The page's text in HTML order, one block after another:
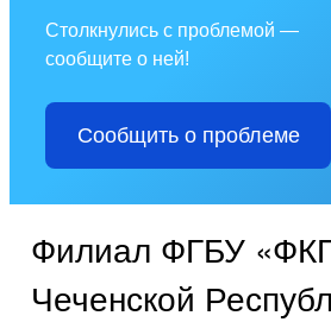
Столкнулись с проблемой —
сообщите о ней!
Сообщить о проблеме
Филиал ФГБУ
Чеченской